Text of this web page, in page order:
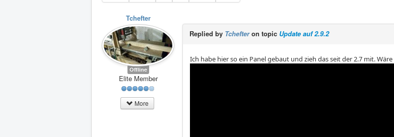
Tchefter
Offline
Elite Member
More
Replied by Tchefteron topic Update auf 2.9.2
Ich habe hier so ein Panel gebaut und zieh das seit der 2.7 mit.